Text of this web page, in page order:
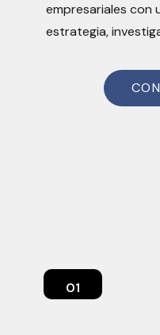
empresariales con
estrategia,
01